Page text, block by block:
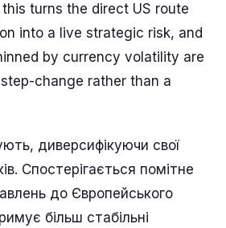
turns the direct US route
into a live strategic risk, and
by currency volatility are
change rather than a
диверсифікуючи свої
Спостерігається помітне
до Європейського
більш стабільні